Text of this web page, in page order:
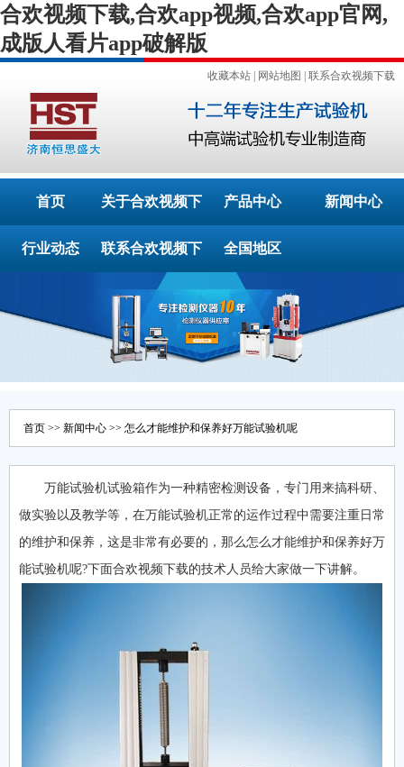
合欢视频下载,合欢app视频,合欢app官网,
成版人看片app破解版
收藏本站 网站地图 联系合欢视频下载
首页 关于合欢视频下
载
产品中心 新闻中心
行业动态 联系合欢视频下
载
全国地区
首页 >> 新闻中心 >> 怎么才能维护和保养好万能试验机呢
万能试验机试验箱作为一种精密检测设备，专门用来搞科研、
做实验以及教学等，在万能试验机正常的运作过程中需要注重日常
的维护和保养，这是非常有必要的，那么怎么才能维护和保养好万
能试验机呢?下面合欢视频下载的技术人员给大家做一下讲解。